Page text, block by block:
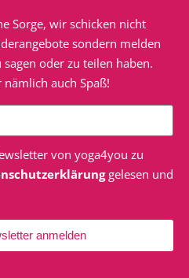
Sorge, wir schicken nicht
sondern melden
oder zu teilen haben.
auch Spaß!
von yoga4you zu
gelesen und
anmelden